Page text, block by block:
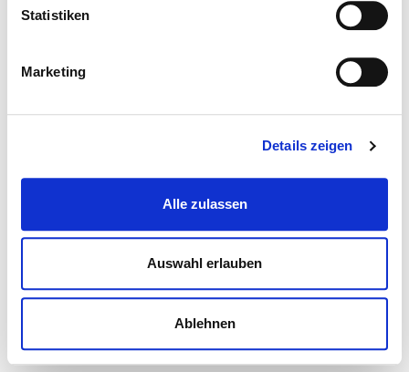
Statistiken
Marketing
Details zeigen
Alle zulassen
Auswahl erlauben
Ablehnen